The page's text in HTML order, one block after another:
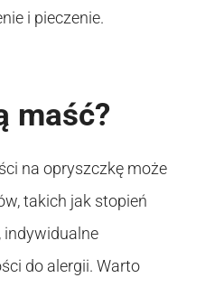
i pieczenie.
maść?
na opryszczkę może
takich jak stopień
indywidualne
do alergii. Warto